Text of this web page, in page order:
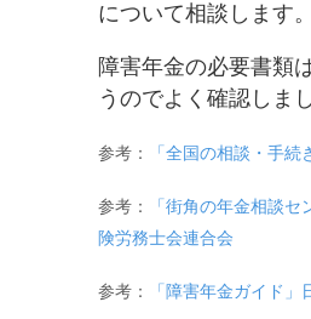
について相談します。
障害年金の必要書類
うのでよく確認しま
参考： 「全国の相談・手
参考：
「街角の年金相談
険労務士会連合会
参考： 「障害年金ガイド」